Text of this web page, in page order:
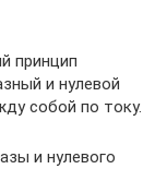
принцип
и нулевой
собой по току.
и нулевого